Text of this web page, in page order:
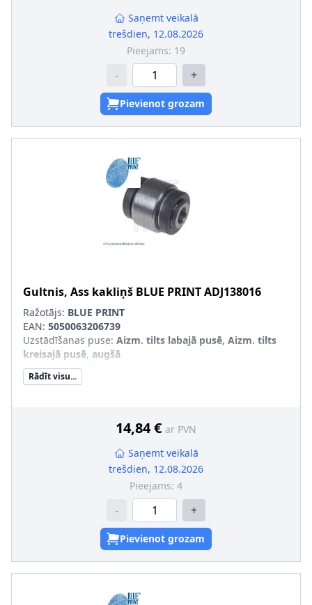
Saņemt veikalā
trešdien, 12.08.2026
Pieejams: 19
- +
Pievienot grozam
Gultnis, Ass kakliņš BLUE PRINTADJ138016
Ražotājs: BLUE PRINT
EAN: 5050063206739
Uzstādīšanas puse: Aizm. tilts labajā pusē, Aizm. tilts
kreisajā pusē, augšā
Masa [kg]:0,274
Gultņa konstrukcija
Rādīt visu...
14,84 € ar PVN
Saņemt veikalā
trešdien, 12.08.2026
Pieejams: 4
- +
Pievienot grozam